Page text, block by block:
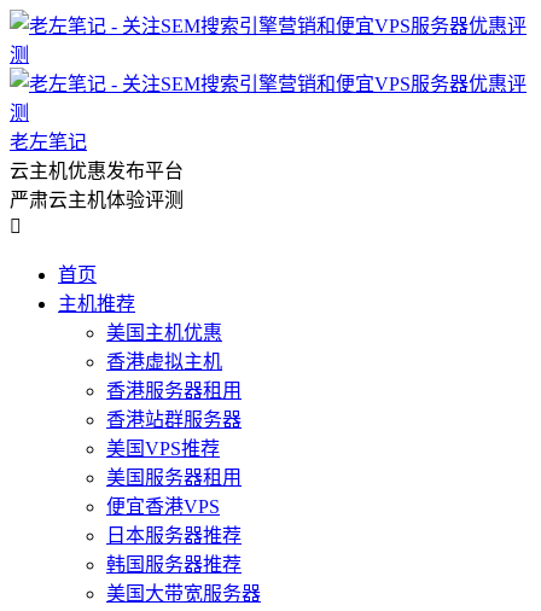
老左笔记
云主机优惠发布平台
严肃云主机体验评测

首页
主机推荐
美国主机优惠
香港虚拟主机
香港服务器租用
香港站群服务器
美国VPS推荐
美国服务器租用
便宜香港VPS
日本服务器推荐
韩国服务器推荐
美国大带宽服务器